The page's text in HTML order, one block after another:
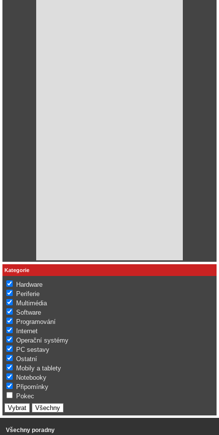
Kategorie
Hardware
Periferie
Multimédia
Software
Programování
Internet
Operační systémy
PC sestavy
Ostatní
Mobily a tablety
Notebooky
Připomínky
Pokec
Všechny poradny